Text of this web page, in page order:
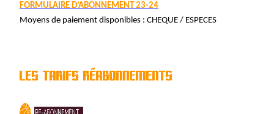
FORMULAIRE D’ABONNEMENT 23-24
Moyens de paiement disponibles : CHEQUE / ESPECES
les tarifs réabonnements